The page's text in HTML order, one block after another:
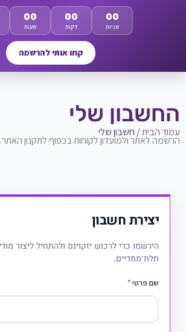
00
שעות
00
דקות
00
שניות
קחו אותי להרשמה
החשבון שלי
עמוד הבית/ חשבון שלי
הרשמה לאתר ולמועדון לקוחות בכפוף לתקנון האתר.
יצירת חשבון
הירשמו כדי לרכוש יזקוינס ולהתחיל ליצור
תלת־ממדיים.
שם פרטי*